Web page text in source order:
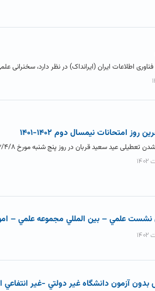
اطلاعات ایران (ایرانداک) در نظر دارد، سخنرانی
روز امتحانات نيمسال دوم ۱۴۰۲-۱۴۰۱
سعید قربان در روز پنج شنبه مورخ ۱۴۰۲/۴/۸ با روز دوازدهم امتحانات پایان ترم نیمسال...
نشست علمي – بين المللي مجموعه علمي –
آزمون دانشگاه غير دولتي -غير